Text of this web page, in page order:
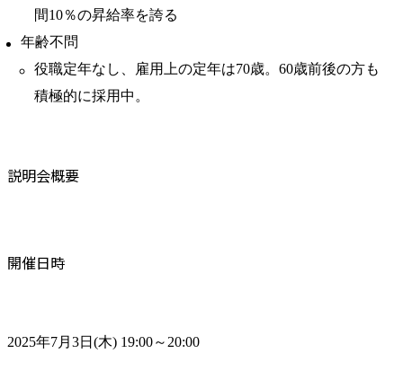
間10％の昇給率を誇る
年齢不問
役職定年なし、雇用上の定年は70歳。60歳前後の方も
積極的に採用中。
説明会概要
開催日時
2025年7月3日(木) 19:00～20:00